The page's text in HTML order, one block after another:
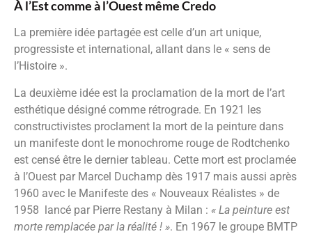
À l’Est comme à l’Ouest même Credo
La première idée partagée est celle d’un art unique,
progressiste et international, allant dans le « sens de
l’Histoire ».
La deuxième idée est la proclamation de la mort de l’art
esthétique désigné comme rétrograde. En 1921 les
constructivistes proclament la mort de la peinture dans
un manifeste dont le monochrome rouge de Rodtchenko
est censé être le dernier tableau. Cette mort est proclamée
à l’Ouest par Marcel Duchamp dès 1917 mais aussi après
1960 avec le Manifeste des « Nouveaux Réalistes » de
1958 lancé par Pierre Restany à Milan : « La peinture est
morte remplacée par la réalité ! ». En 1967 le groupe BMTP